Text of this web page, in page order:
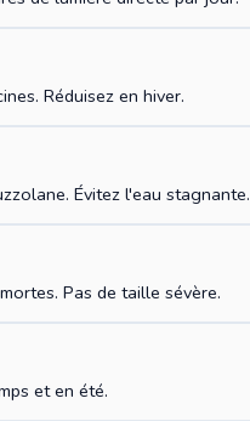
Réduisez en hiver.
Évitez l'eau stagnante.
Pas de taille sévère.
et en été.